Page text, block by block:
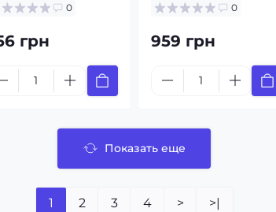
0
грн
0
959 грн
Показать еще
1 2 3 4 > >|